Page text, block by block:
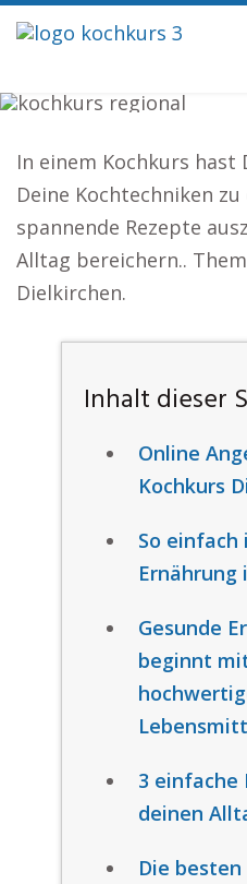
Skip
to
content
Kochkurs
In einem Kochkurs hast
Deine Kochtechniken
spannende Rezepte
Alltag bereichern..
Dielkirchen.
Inhalt dieser
Online
Kochkurs
So einfach
Ernährung
Gesunde
beginnt
3 einfache
deinen
Die